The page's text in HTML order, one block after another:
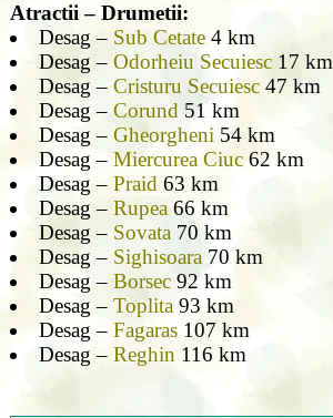
Atractii – Drumetii:
Desag – Sub Cetate4 km
Desag – Odorheiu Secuiesc17 km
Desag – Cristuru Secuiesc47 km
Desag – Corund 51 km
Desag – Gheorgheni 54 km
Desag – Miercurea Ciuc62 km
Desag – Praid 63 km
Desag – Rupea66 km
Desag – Sovata70 km
Desag – Sighisoara70 km
Desag – Borsec92 km
Desag – Toplita 93 km
Desag – Fagaras107 km
Desag – Reghin 116 km